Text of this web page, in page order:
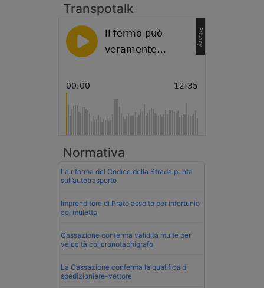
Transpotalk
Normativa
La riforma del Codice della Strada punta
sull’autotrasporto
Imprenditore di Prato assolto per infortunio
col muletto
Cassazione conferma validità multe per
velocità col cronotachigrafo
La Cassazione conferma la qualifica di
spedizioniere-vettore